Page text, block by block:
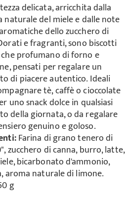
delicata, arricchita dalla
naturale del miele e dalle note
dello zucchero di
e fragranti, sono biscotti
profumano di forno e
pensati per regalare un
di piacere autentico. Ideali
tè, caffè o cioccolate
uno snack dolce in qualsiasi
della giornata, o da regalare
genuino e goloso.
Farina di grano tenero di
zucchero di canna, burro, latte,
bicarbonato d'ammonio,
aroma naturale di limone.
g